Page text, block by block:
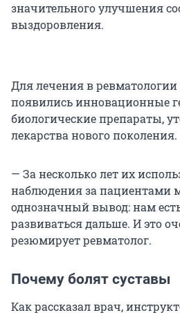
значительного улучшения
выздоровления.
Для лечения в ревматологии
появились инновационные
биологические препараты,
лекарства нового поколения.
— За несколько лет их
наблюдения за пациентами
однозначный вывод: нам
развиваться дальше. И это
резюмирует ревматолог.
Почему болят суставы
Как рассказал врач,